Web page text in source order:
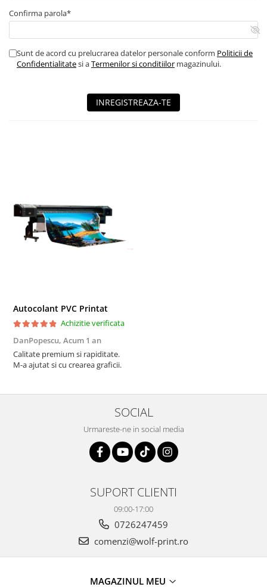
Confirma parola*
Sunt de acord cu prelucrarea datelor personale conform Politicii de
Confidentialitatesi aTermenilor si conditiilor magazinului.
INREGISTREAZA-TE
Autocolant PVC Printat
Achizitie verificata
DanPopescu, Acum 1 an
Calitate premium si rapiditate.
M-a ajutat si cu crearea graficii.
SOCIAL
Urmareste-ne in social media
SUPORT CLIENTI
09:00-17:00
0726247459
comenzi@wolf-print.ro
MAGAZINUL MEU